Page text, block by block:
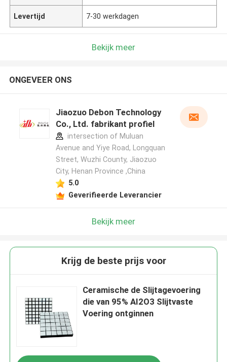
Levertijd 7-30 werkdagen
Bekijk meer
ONGEVEER ONS
Jiaozuo Debon Technology
Co., Ltd. fabrikant profiel
intersection of Muluan
Avenue and Yiye Road, Longquan
Street, Wuzhi County, Jiaozuo
City, Henan Province ,China
5.0
Geverifieerde Leverancier
Bekijk meer
Krijg de beste prijs voor
Ceramische de Slijtagevoering
die van 95% AI2O3 Slijtvaste
Voering ontginnen